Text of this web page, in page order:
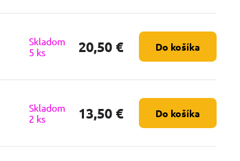
Skladom
5 ks
20,50 € Do košíka
Skladom
2 ks
13,50 € Do košíka